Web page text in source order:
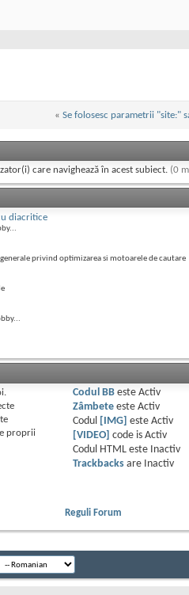
« Se folosesc parametrii "site:"
care navighează în acest subiect. (0
diacritice
privind optimizarea si motoarele de cautare
proprii
Codul BBeste Activ
Zâmbeteeste Activ
Codul
[IMG] este Activ
[VIDEO] code is Activ
Codul HTML este
Inactiv
Trackbacksare
Inactiv
Reguli Forum